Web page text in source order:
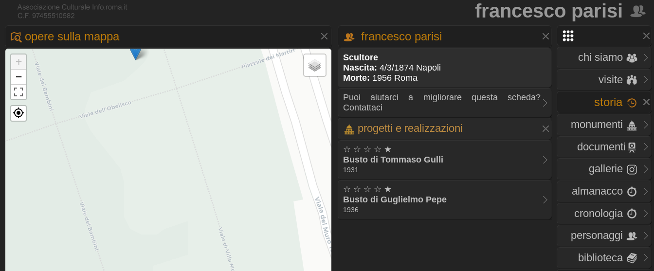
francesco parisi
chi siamo
visite
storia
monumenti
documenti
gallerie
almanacco
cronologia
personaggi
biblioteca
opere sulla mappa
+
−
francesco parisi
Scultore
Nascita: 4/3/1874 Napoli
Morte: 1956 Roma
Puoi aiutarci a migliorare questa scheda?
Contattaci
progetti e realizzazioni
☆ ☆ ☆ ☆ ★
Busto di Tommaso Gulli
1931
☆ ☆ ☆ ☆ ★
Busto di Guglielmo Pepe
1936